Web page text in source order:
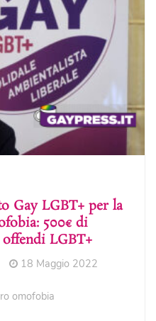
Gay LGBT+ per la
500€ di
LGBT+
18 Maggio 2022
omofobia